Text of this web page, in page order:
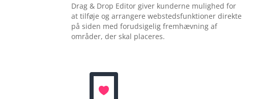
Drag & Drop Editor giver kunderne mulighed for
at tilføje og arrangere webstedsfunktioner direkte
på siden med forudsigelig fremhævning af
områder, der skal placeres.